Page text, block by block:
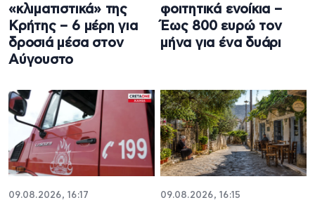
«κλιματιστικά» της
Κρήτης – 6 μέρη για
δροσιά μέσα στον
Αύγουστο
φοιτητικά ενοίκια –
Έως 800 ευρώ τον
μήνα για ένα δυάρι
09.08.2026, 16:17 09.08.2026, 16:15